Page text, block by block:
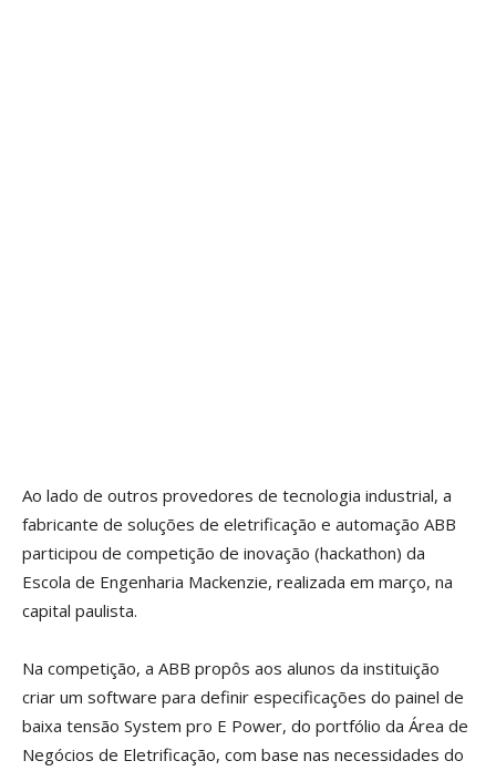
Ao lado de outros provedores de tecnologia industrial, a
fabricante de soluções de eletrificação e automação ABB
participou de competição de inovação (hackathon) da
Escola de Engenharia Mackenzie, realizada em março, na
capital paulista.
Na competição, a ABB propôs aos alunos da instituição
criar um software para definir especificações do painel de
baixa tensão System pro E Power, do portfólio da Área de
Negócios de Eletrificação, com base nas necessidades do